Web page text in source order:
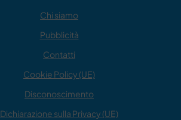
Chi siamo
Pubblicità
Contatti
Cookie Policy (UE)
Disconoscimento
Dichiarazione sulla Privacy (UE)